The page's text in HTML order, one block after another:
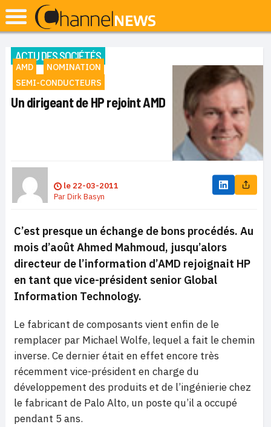
ACTU DES SOCIÉTÉS
AMD
NOMINATION
SEMI-CONDUCTEURS
Un dirigeant de HP rejoint AMD
le 22-03-2011
ParDirk Basyn
C’est presque un échange de bons procédés. Au
mois d’août Ahmed Mahmoud, jusqu’alors
directeur de l’information d’AMD rejoignait HP
en tant que vice-président senior Global
Information Technology.
Le fabricant de composants vient enfin de le
remplacer par Michael Wolfe, lequel a fait le chemin
inverse. Ce dernier était en effet encore très
récemment vice-président en charge du
développement des produits et de l’ingénierie chez
le fabricant de Palo Alto, un poste qu’il a occupé
pendant 5 ans.